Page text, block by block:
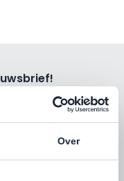
Over
tips en nieuws
Inschrijven